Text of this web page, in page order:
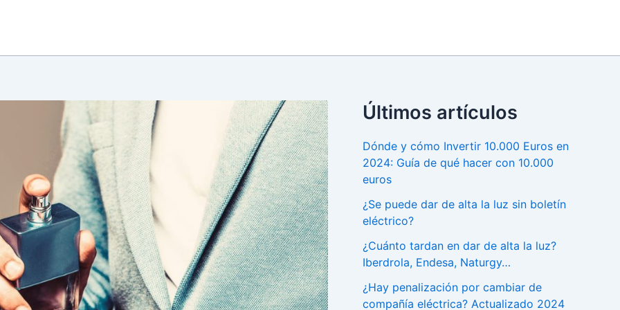
Últimos artículos
Dónde y cómo Invertir 10.000 Euros en
2024: Guía de qué hacer con 10.000
euros
¿Se puede dar de alta la luz sin boletín
eléctrico?
¿Cuánto tardan en dar de alta la luz?
Iberdrola, Endesa, Naturgy…
¿Hay penalización por cambiar de
compañía eléctrica? Actualizado 2024